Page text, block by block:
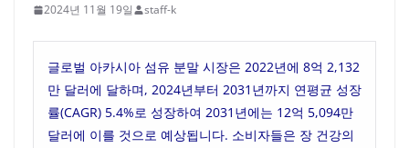
2024년 11월 19일 staff-k
글로벌 아카시아 섬유 분말 시장은 2022년에 8억 2,132
만 달러에 달하며, 2024년부터 2031년까지 연평균 성장
률(CAGR) 5.4%로 성장하여 2031년에는 12억 5,094만
달러에 이를 것으로 예상됩니다. 소비자들은 장 건강의